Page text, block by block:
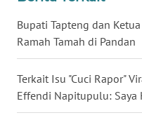
Bupati Tapteng dan
Ramah Tamah di Pandan
Terkait Isu "Cuci Rapor"
Effendi Napitupulu: Saya
WN
MALUKU
WN
MALUT